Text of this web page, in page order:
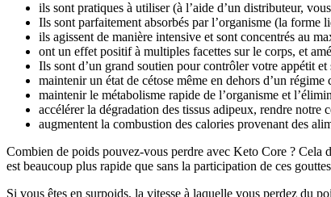
ils sont pratiques à utiliser (à l’aide d’un distributeur,
Ils sont parfaitement absorbés par l’organisme (la
ils agissent de manière intensive et sont concentrés au
ont un effet positif à multiples facettes sur le corps, et
Ils sont d’un grand soutien pour contrôler votre appétit
maintenir un état de cétose même en dehors d’un régime
maintenir le métabolisme rapide de l’organisme et
accélérer la dégradation des tissus adipeux, rendre notre
augmentent la combustion des calories provenant des
Combien de poids pouvez-vous perdre avec Keto Core ? Cela
est beaucoup plus rapide que sans la participation de ces
Si vous êtes en surpoids, la vitesse à laquelle vous perdez du